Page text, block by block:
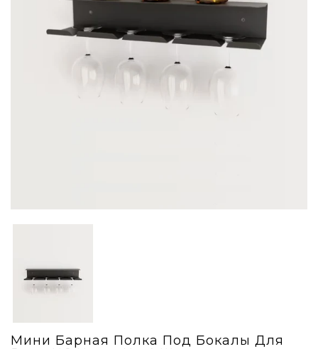
Мини Барная Полка Под Бокалы Для